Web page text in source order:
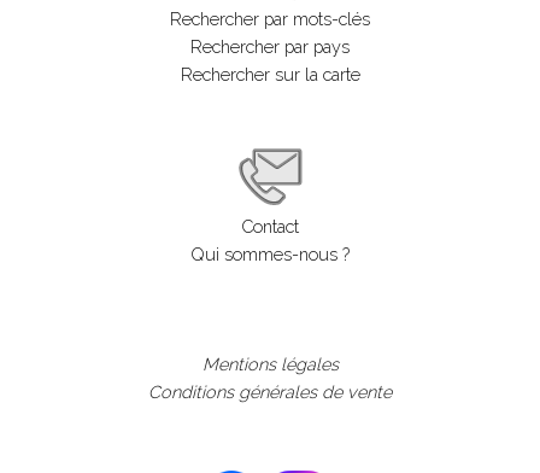
Rechercher par mots-clés
Rechercher par pays
Rechercher sur la carte
Contact
Qui sommes-nous ?
Mentions légales
Conditions générales de vente